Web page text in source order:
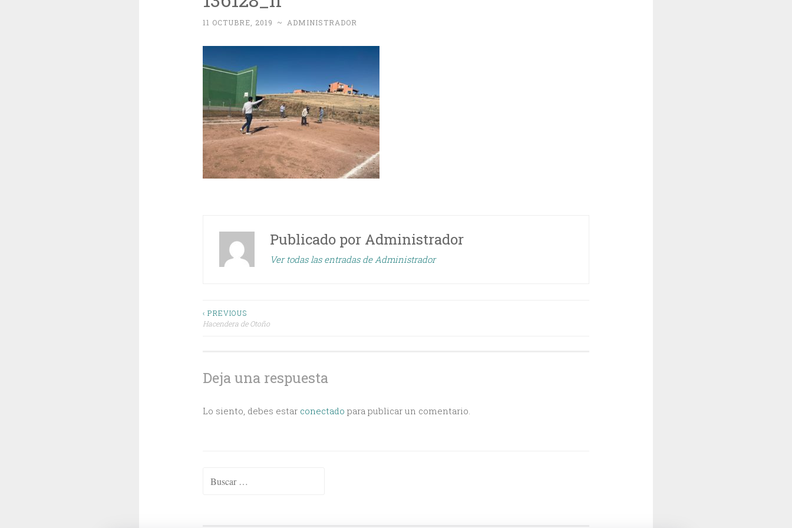
11 OCTUBRE, 2019 ~ ADMINISTRADOR
Publicado por Administrador
Ver todas las entradas de Administrador
Navegación
entradas
‹ PREVIOUS
Hacendera de Otoño
Deja una respuesta
Lo siento, debes estar conectado para publicar un comentario.
Buscar: